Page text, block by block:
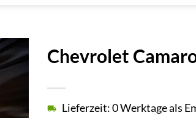
Chevrolet
Lieferzeit: 0 Werktage als